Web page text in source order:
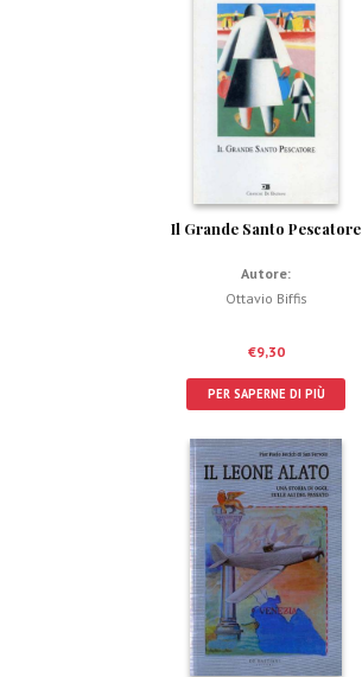
Il Grande Santo Pescatore
Autore:
Ottavio Biffis
€9,30
PER SAPERNE DI PIÙ